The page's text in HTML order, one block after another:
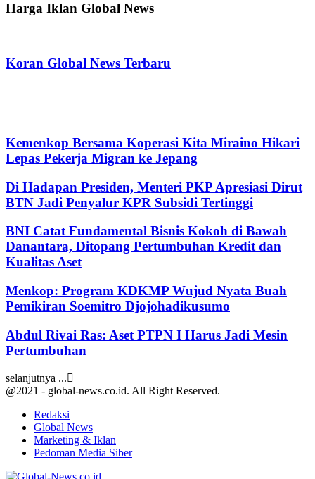
Harga Iklan Global News
Koran Global News Terbaru
Kemenkop Bersama Koperasi Kita Miraino Hikari
Lepas Pekerja Migran ke Jepang
Di Hadapan Presiden, Menteri PKP Apresiasi Dirut
BTN Jadi Penyalur KPR Subsidi Tertinggi
BNI Catat Fundamental Bisnis Kokoh di Bawah
Danantara, Ditopang Pertumbuhan Kredit dan
Kualitas Aset
Menkop: Program KDKMP Wujud Nyata Buah
Pemikiran Soemitro Djojohadikusumo
Abdul Rivai Ras: Aset PTPN I Harus Jadi Mesin
Pertumbuhan
selanjutnya ...
@2021 - global-news.co.id. All Right Reserved.
Redaksi
Global News
Marketing & Iklan
Pedoman Media Siber